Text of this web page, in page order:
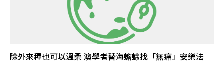
除外來種也可以溫柔 澳學者替海蟾蜍找「無痛」安樂法